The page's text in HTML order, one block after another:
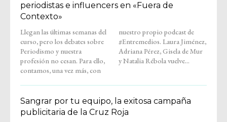
periodistas e influencers en «Fuera de
Contexto»
Llegan las últimas semanas del
curso, pero los debates sobre
Periodismo y nuestra
profesión no cesan. Para ello,
contamos, una vez más, con
nuestro propio podcast de
#Entremedios. Laura Jiménez,
Adriana Pérez, Gisela de Mur
y Natalia Rébola vuelve...
Sangrar por tu equipo, la exitosa campaña
publicitaria de la Cruz Roja